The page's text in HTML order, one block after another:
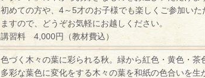
初めての方や、4～5才のお子様でも楽しくご参加いた
ますので、どうぞお気軽にお越しください。
講習料 4,000円（教材費込）
色づく木々の葉に彩られる秋。緑から紅色・黄色・茶
多彩な葉色に変化をする木々の葉を和紙の色合いを生